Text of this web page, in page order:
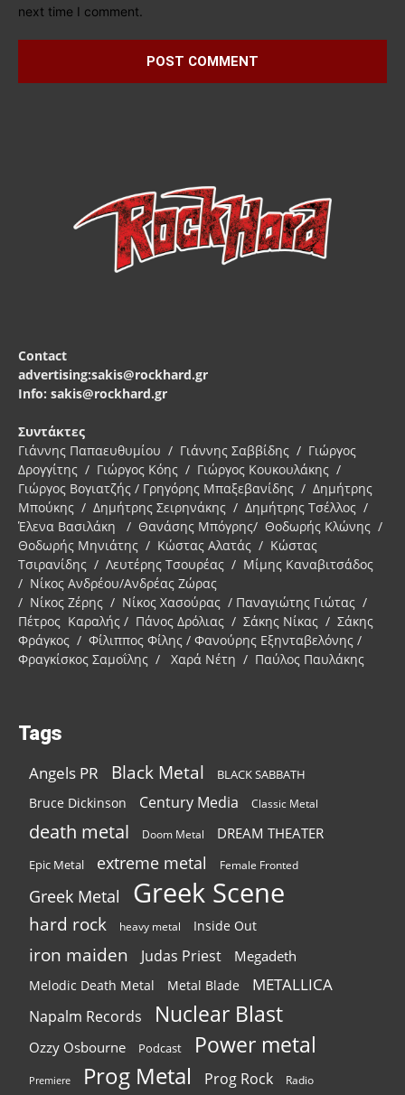
next time I comment.
Contact
advertising:sakis@rockhard.gr
Info: sakis@rockhard.gr
Συντάκτες
Γιάννης Παπαευθυμίου / Γιάννης Σαββίδης / Γιώργος
Δρογγίτης / Γιώργος Κόης / Γιώργος Κουκουλάκης /
Γιώργος Βογιατζής / Γρηγόρης Μπαξεβανίδης / Δημήτρης
Μπούκης / Δημήτρης Σειρηνάκης / Δημήτρης Τσέλλος /
Έλενα Βασιλάκη / Θανάσης Μπόγρης/ Θοδωρής Κλώνης /
Θοδωρής Μηνιάτης / Κώστας Αλατάς / Κώστας
Τσιρανίδης / Λευτέρης Τσουρέας / Μίμης Καναβιτσάδος
/ Νίκος Ανδρέου/Ανδρέας Ζώρας
/ Νίκος Ζέρης / Νίκος Χασούρας / Παναγιώτης Γιώτας /
Πέτρος Καραλής / Πάνος Δρόλιας / Σάκης Νίκας / Σάκης
Φράγκος / Φίλιππος Φίλης / Φανούρης Εξηνταβελόνης /
Φραγκίσκος Σαμοΐλης / Χαρά Νέτη / Παύλος Παυλάκης
Tags
Angels PR Black Metal BLACK SABBATH
Bruce Dickinson Century Media Classic Metal
death metal Doom Metal DREAM THEATER
Epic Metal extreme metal Female Fronted
Greek Metal Greek Scene
hard rock heavy metal Inside Out
iron maiden Judas Priest Megadeth
Melodic Death Metal Metal Blade METALLICA
Napalm Records Nuclear Blast
Ozzy Osbourne Podcast Power metal
Premiere Prog Metal Prog Rock Radio